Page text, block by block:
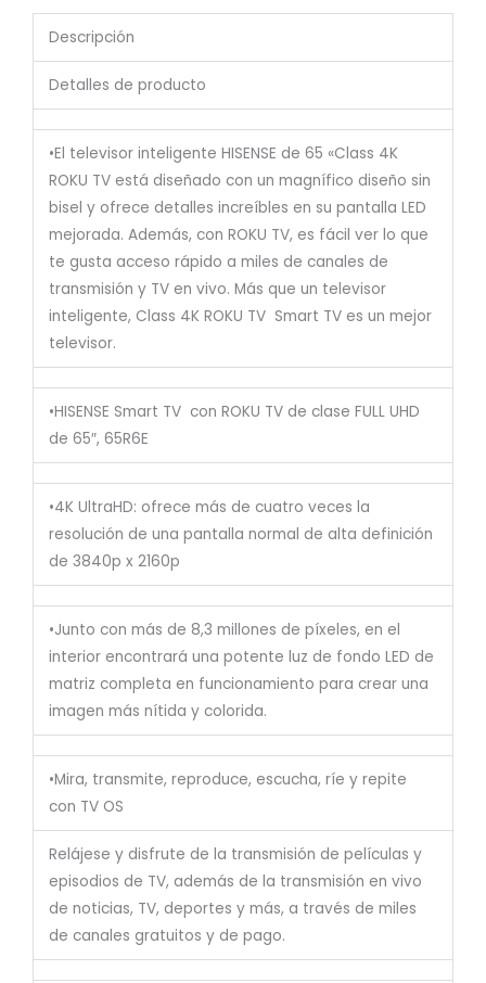
Descripción
Detalles de producto
•El televisor inteligente HISENSE de 65 «Class 4K
ROKU TV está diseñado con un magnífico diseño sin
bisel y ofrece detalles increíbles en su pantalla LED
mejorada. Además, con ROKU TV, es fácil ver lo que
te gusta acceso rápido a miles de canales de
transmisión y TV en vivo. Más que un televisor
inteligente, Class 4K ROKU TV Smart TV es un mejor
televisor.
•HISENSE Smart TV con ROKU TV de clase FULL UHD
de 65″, 65R6E
•4K UltraHD: ofrece más de cuatro veces la
resolución de una pantalla normal de alta definición
de 3840p x 2160p
•Junto con más de 8,3 millones de píxeles, en el
interior encontrará una potente luz de fondo LED de
matriz completa en funcionamiento para crear una
imagen más nítida y colorida.
•Mira, transmite, reproduce, escucha, ríe y repite
con TV OS
Relájese y disfrute de la transmisión de películas y
episodios de TV, además de la transmisión en vivo
de noticias, TV, deportes y más, a través de miles
de canales gratuitos y de pago.